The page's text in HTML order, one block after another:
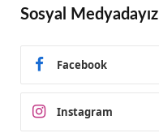
Sosyal Medyadayız
Facebook
Instagram